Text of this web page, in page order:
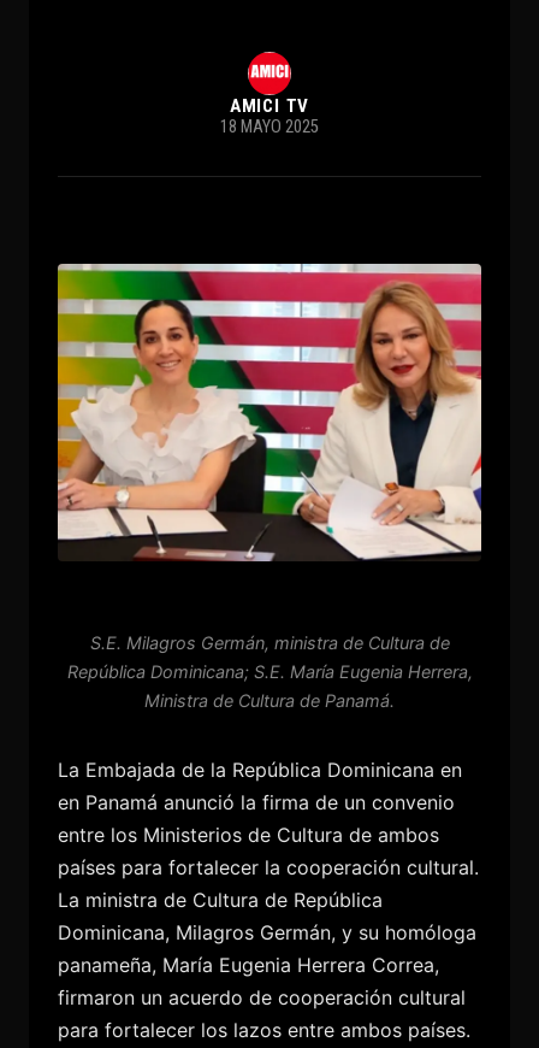
AMICI TV
18 MAYO 2025
S.E. Milagros Germán, ministra de Cultura de
República Dominicana; S.E. María Eugenia Herrera,
Ministra de Cultura de Panamá.
La Embajada de la República Dominicana en
en Panamá anunció la firma de un convenio
entre los Ministerios de Cultura de ambos
países para fortalecer la cooperación cultural.
La ministra de Cultura de República
Dominicana, Milagros Germán, y su homóloga
panameña, María Eugenia Herrera Correa,
firmaron un acuerdo de cooperación cultural
para fortalecer los lazos entre ambos países.